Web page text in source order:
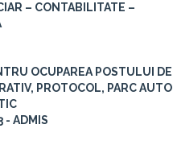
– CONTABILITATE –
OCUPAREA POSTULUI DE
PROTOCOL, PARC AUTO
- ADMIS